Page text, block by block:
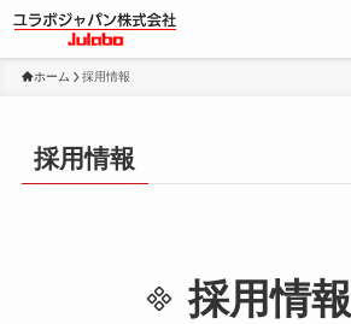
ホーム 採用情報
採用情報
採用情報